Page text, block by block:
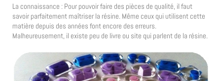
La connaissance : Pour pouvoir faire des pièces de qualité, il faut
savoir parfaitement maîtriser la résine. Même ceux qui utilisent cette
matière depuis des années font encore des erreurs.
Malheureusement, il existe peu de livre ou site qui parlent de la résine.